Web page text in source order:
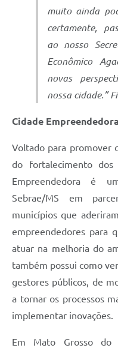
muito ainda
certamente,
ao nosso
Econômico
novas
nossa cidade.”
Cidade Empreendedora
Voltado para promover
do fortalecimento dos
Empreendedora é
Sebrae/MS em
municípios que
empreendedores para
atuar na melhoria do
também possui como
gestores públicos, de
a tornar os processos
implementar inovações.
Em Mato Grosso